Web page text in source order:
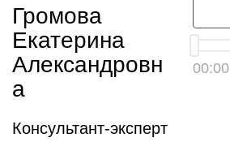
00:00
Громова
Екатерина
Александровн
а
Консультант-эксперт